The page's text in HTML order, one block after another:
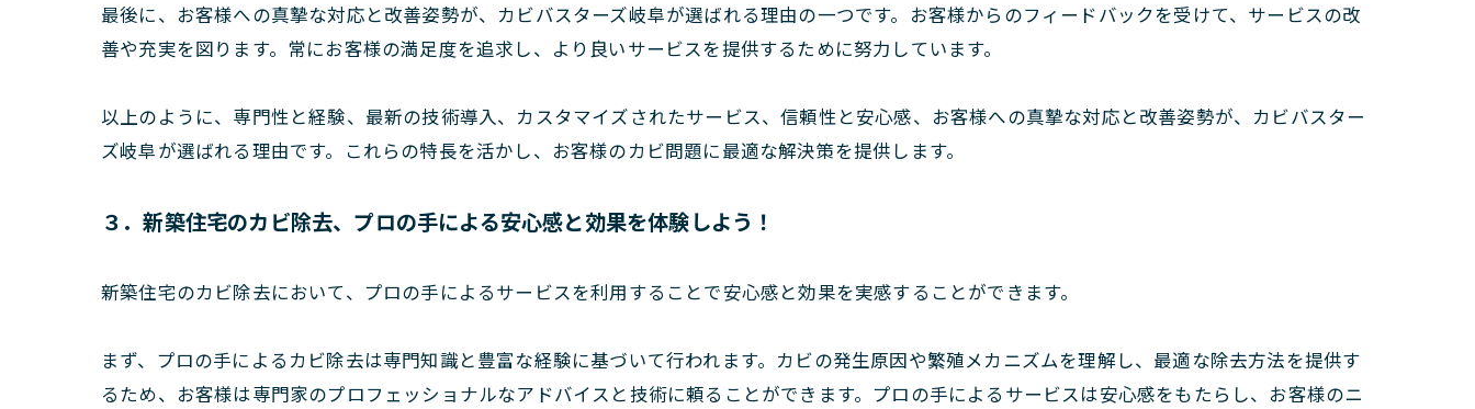
最後に、お客様への真摯な対応と改善姿勢が、カビバスターズ岐阜が選ばれる理由の一つです。お客様からのフィードバックを受けて、サービスの改
善や充実を図ります。常にお客様の満足度を追求し、より良いサービスを提供するために努力しています。
以上のように、専門性と経験、最新の技術導入、カスタマイズされたサービス、信頼性と安心感、お客様への真摯な対応と改善姿勢が、カビバスター
ズ岐阜が選ばれる理由です。これらの特長を活かし、お客様のカビ問題に最適な解決策を提供します。
３．新築住宅のカビ除去、プロの手による安心感と効果を体験しよう！
新築住宅のカビ除去において、プロの手によるサービスを利用することで安心感と効果を実感することができます。
まず、プロの手によるカビ除去は専門知識と豊富な経験に基づいて行われます。カビの発生原因や繁殖メカニズムを理解し、最適な除去方法を提供す
るため、お客様は専門家のプロフェッショナルなアドバイスと技術に頼ることができます。プロの手によるサービスは安心感をもたらし、お客様のニ